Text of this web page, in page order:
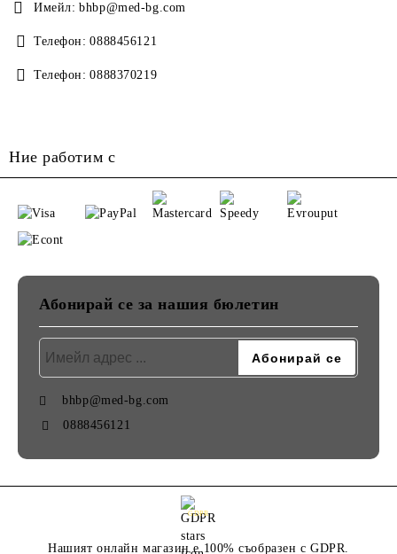
Имейл: bhbp@med-bg.com
Телефон: 0888456121
Телефон: 0888370219
Ние работим с
Абонирай се за нашия бюлетин
bhbp@med-bg.com
0888456121
GDPR
Нашият онлайн магазин е 100% съобразен с GDPR.